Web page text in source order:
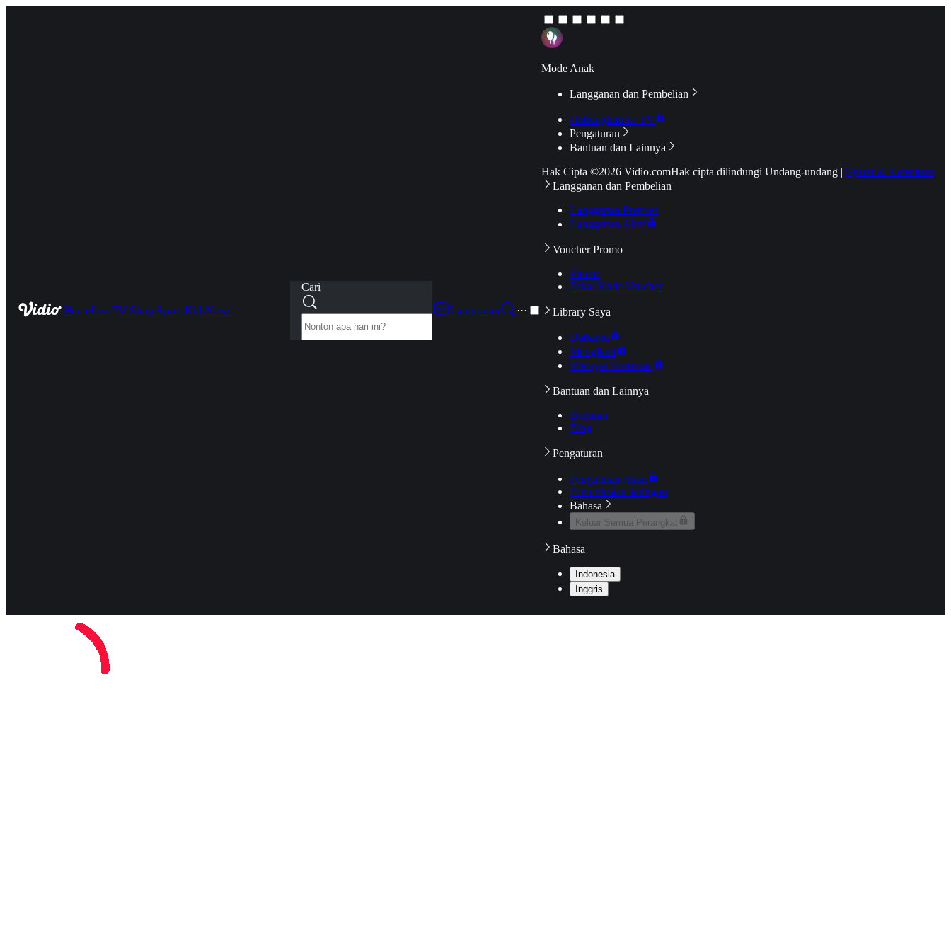
HomeLiveTV ShowSportsKidsNews
Cari
Langganan
···
Mode Anak
Langganan dan Pembelian
Hubungkan ke TV
Pengaturan
Bantuan dan Lainnya
Hak Cipta ©2026 Vidio.comHak cipta dilindungi Undang-undang | Syarat & Ketentuan
Langganan dan Pembelian
Langganan Premier
Langganan Aktif
Voucher Promo
Promo
Pakai Kode Voucher
Library Saya
Daftarku
Mengikuti
Riwayat Tontonan
Bantuan dan Lainnya
Bantuan
Blog
Pengaturan
Pengaturan Akun
Pemeriksaan Jaringan
Bahasa
Keluar Semua Perangkat
Bahasa
Indonesia
Inggris